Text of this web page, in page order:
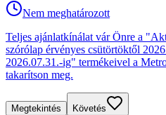
Nem meghatározott
Teljes ajánlatkínálat vár Önre a
szórólap érvényes csütörtöktől
2026.07.31.-ig" termékeivel a
takarítson meg.
Megtekintés Követés